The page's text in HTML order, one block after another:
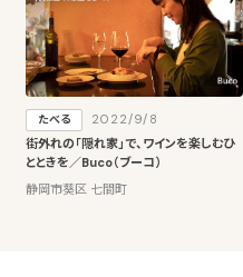
たべる
2022/9/8
街外れの「隠れ家」で、ワインを楽しむひ
とときを／Buco（ブーコ）
静岡市葵区 七間町